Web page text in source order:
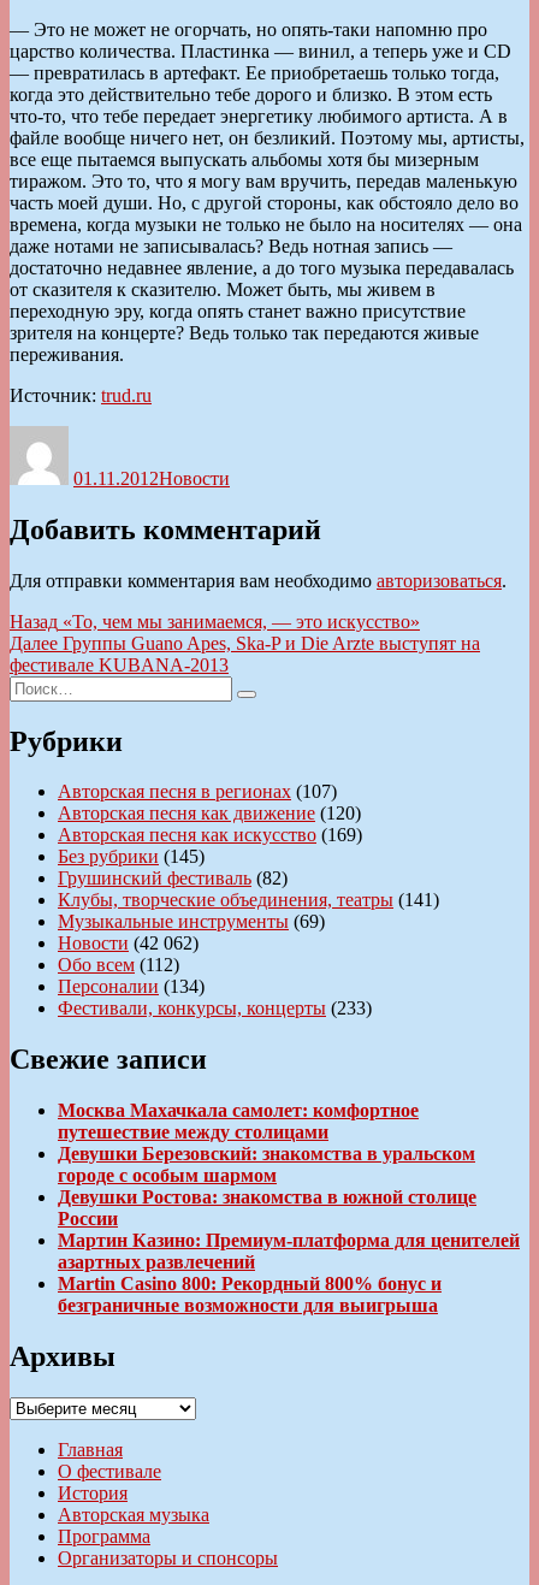
— Это не может не огорчать, но опять-таки напомню про
царство количества. Пластинка — винил, а теперь уже и CD
— превратилась в артефакт. Ее приобретаешь только тогда,
когда это действительно тебе дорого и близко. В этом есть
что-то, что тебе передает энергетику любимого артиста. А в
файле вообще ничего нет, он безликий. Поэтому мы, артисты,
все еще пытаемся выпускать альбомы хотя бы мизерным
тиражом. Это то, что я могу вам вручить, передав маленькую
часть моей души. Но, с другой стороны, как обстояло дело во
времена, когда музыки не только не было на носителях — она
даже нотами не записывалась? Ведь нотная запись —
достаточно недавнее явление, а до того музыка передавалась
от сказителя к сказителю. Может быть, мы живем в
переходную эру, когда опять станет важно присутствие
зрителя на концерте? Ведь только так передаются живые
переживания.
Источник: trud.ru
01.11.2012Новости
Добавить комментарий
Для отправки комментария вам необходимо авторизоваться.
Навигация
по
записям
Назад Предыдущая
запись:
«То, чем мы занимаемся, — это искусство»
Далее Следующая
запись:
Группы Guano Apes, Ska-P и Die Arzte выступят на
фестивале KUBANA-2013
Искать:
Поиск
Рубрики
Авторская песня в регионах (107)
Авторская песня как движение (120)
Авторская песня как искусство (169)
Без рубрики (145)
Грушинский фестиваль (82)
Клубы, творческие объединения, театры (141)
Музыкальные инструменты (69)
Новости (42 062)
Обо всем (112)
Персоналии (134)
Фестивали, конкурсы, концерты (233)
Свежие записи
Москва Махачкала самолет: комфортное
путешествие между столицами
Девушки Березовский: знакомства в уральском
городе с особым шармом
Девушки Ростова: знакомства в южной столице
России
Мартин Казино: Премиум-платформа для ценителей
азартных развлечений
Martin Casino 800: Рекордный 800% бонус и
безграничные возможности для выигрыша
Архивы
Архивы
Главная
О фестивале
История
Авторская музыка
Программа
Организаторы и спонсоры